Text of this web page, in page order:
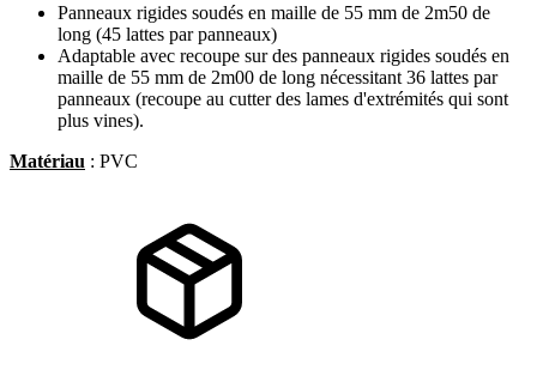
Panneaux rigides soudés en maille de 55 mm de 2m50 de
long (45 lattes par panneaux)
Adaptable avec recoupe sur des panneaux rigides soudés en
maille de 55 mm de 2m00 de long nécessitant 36 lattes par
panneaux (recoupe au cutter des lames d'extrémités qui sont
plus vines).
Matériau : PVC